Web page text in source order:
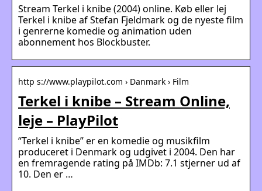
Stream Terkel i knibe (2004) online. Køb eller lej
Terkel i knibe af Stefan Fjeldmark og de nyeste film
i genrerne komedie og animation uden
abonnement hos Blockbuster.
http s://www.playpilot.com › Danmark › Film
Terkel i knibe – Stream Online,
leje – PlayPilot
“Terkel i knibe” er en komedie og musikfilm
produceret i Denmark og udgivet i 2004. Den har
en fremragende rating på IMDb: 7.1 stjerner ud af
10. Den er …